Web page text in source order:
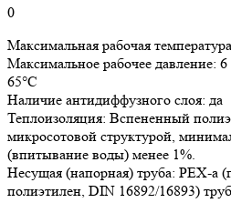
0
Максимальная рабочая
Максимальное рабочее давление:
65°C
Наличие антидиффузного слоя: да
Теплоизоляция: Вспененный
микросотовой структурой,
(впитывание воды) менее 1%.
Несущая (напорная) труба: РЕХ-а
полиэтилен, DIN 16892/16893)